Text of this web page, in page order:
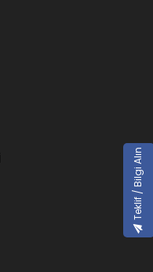
Teklif / Bilgi Alın